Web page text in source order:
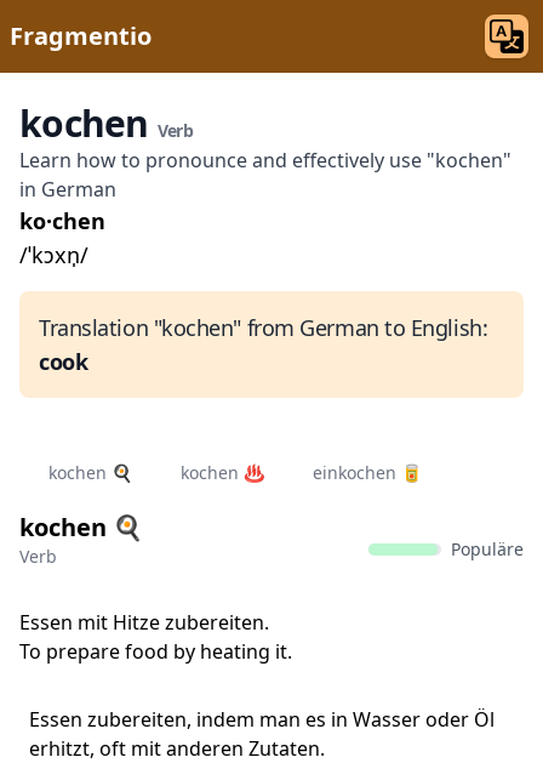
Fragmentio
kochen Verb
Learn how to pronounce and effectively use "kochen"
in German
ko·chen
/ˈkɔxn̩/
Translation "kochen" from German to English:
cook
kochen 🍳 kochen ♨️ einkochen 🥫
kochen 🍳
Verb Populäre
Essen mit Hitze zubereiten.
To prepare food by heating it.
Essen zubereiten, indem man es in Wasser oder Öl
erhitzt, oft mit anderen Zutaten.